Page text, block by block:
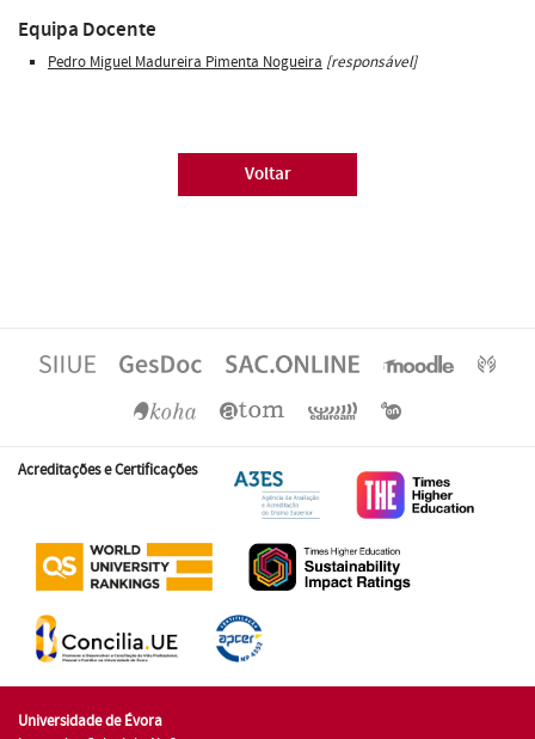
Equipa Docente
Pedro Miguel Madureira Pimenta Nogueira [responsável]
Voltar
Acreditações e Certificações
Universidade de Évora